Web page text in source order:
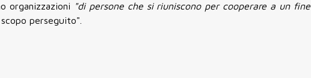
organizzazioni "di persone che si riuniscono per cooperare a un fine
perseguito".